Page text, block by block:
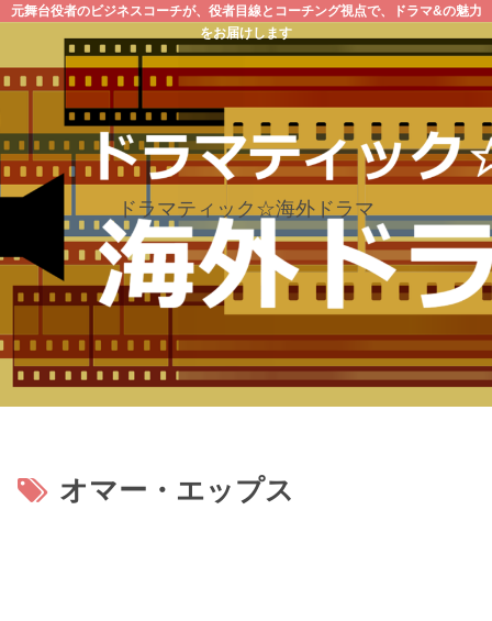
元舞台役者のビジネスコーチが、役者目線とコーチング視点で、ドラマ&の魅力
をお届けします
ドラマティック☆海外ドラマ
オマー・エップス